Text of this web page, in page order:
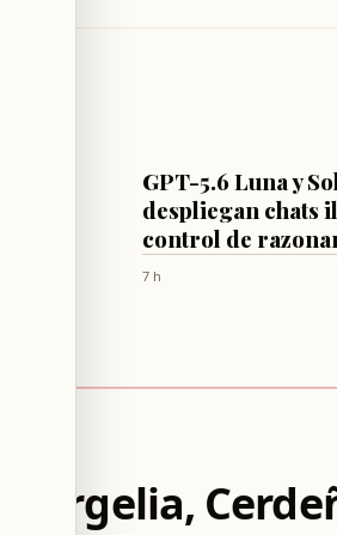
GPT-5.6 Luna y
despliegan chats
control de
ChatGPT
7 h
Argelia,